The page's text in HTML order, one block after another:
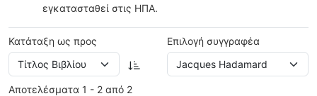
εγκατασταθεί στις ΗΠΑ.
Κατάταξη ως προς Επιλογή συγγραφέα
Αποτελέσματα 1 - 2 από 2